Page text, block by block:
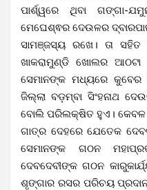
ପାର୍ଶ୍ୱରେ ଥିବା ଗଙ୍ଗା-
ମେଘେଶ୍ଵର ଦେଉଳର
ସାମଞ୍ଜସ୍ୟ ରଖେ। ତା
ଖାକରାମୁଣ୍ଡି ଖୋଲର
ସେମାନଙ୍କ ମଧ୍ୟରେ କୁବେର
ଜିଲ୍ଲା ବଡ଼ମ୍ବା ସିଂହନାଥ
ବୋଲି ପରିଲକ୍ଷିତ ହୁଏ। କେବଳ
ଗାତ୍ର ଦେହରେ ଯେତେକ
ସେମାନଙ୍କ ଗଠନ
ଦେବଦେବୀଙ୍କ ଗଠନ
ଶୃଙ୍ଗାର ରସର ପରିଚୟ